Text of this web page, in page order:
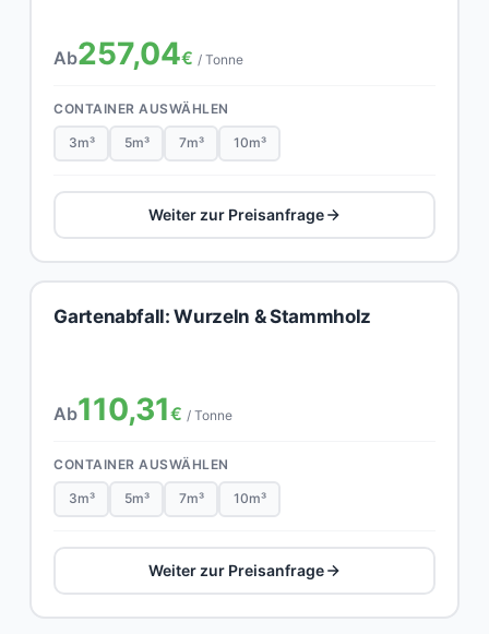
Ab257,04€ / Tonne
CONTAINER AUSWÄHLEN
3m³ 5m³ 7m³ 10m³
Weiter zur Preisanfrage
Gartenabfall: Wurzeln & Stammholz
Ab110,31€ / Tonne
CONTAINER AUSWÄHLEN
3m³ 5m³ 7m³ 10m³
Weiter zur Preisanfrage